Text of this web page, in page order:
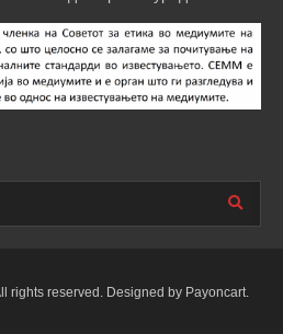
reserved. Designed by Payoncart.